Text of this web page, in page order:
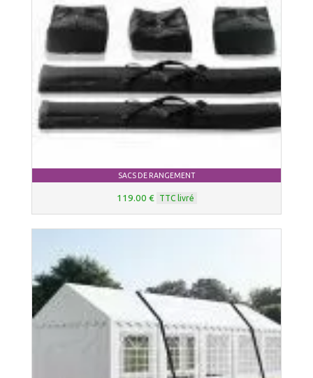
SACS DE RANGEMENT
119.00 € TTC livré